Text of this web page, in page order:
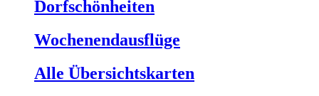
Dorfschönheiten
Wochenendausflüge
Alle Übersichtskarten